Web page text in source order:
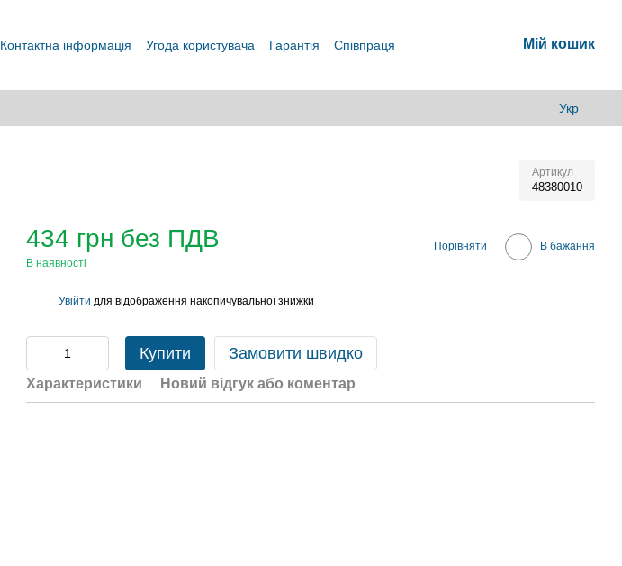
Контактна інформація Угода користувача Гарантія Співпраця Мій кошик
Укр
Артикул
48380010
434 грн без ПДВ
В наявності
Порівняти В бажання
Увійти для відображення накопичувальної знижки
Купити Замовити швидко
Характеристики Новий відгук або коментар